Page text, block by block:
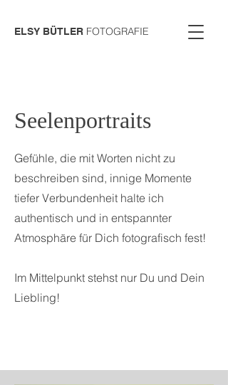
ELSY BÜTLER FOTOGRAFIE
Seelenportraits
Gefühle, die mit Worten nicht zu
beschreiben sind, innige Momente
tiefer Verbundenheit halte ich
authentisch und in entspannter
Atmosphäre für Dich fotografisch fest!
Im Mittelpunkt stehst nur Du und Dein
Liebling!